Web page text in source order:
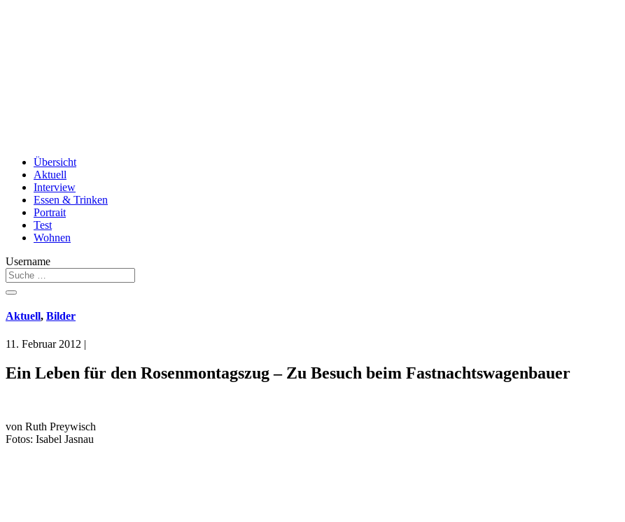
Übersicht
Aktuell
Interview
Essen & Trinken
Portrait
Test
Wohnen
Username
Aktuell, Bilder
11. Februar 2012 |
Ein Leben für den Rosenmontagszug – Zu Besuch beim Fastnachtswagenbauer
von Ruth Preywisch
Fotos: Isabel Jasnau